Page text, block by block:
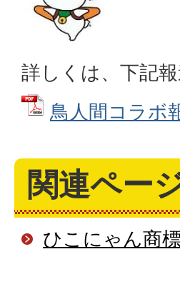
詳しくは、下記
鳥人間コラボ
関連ペー
ひこにゃん商標